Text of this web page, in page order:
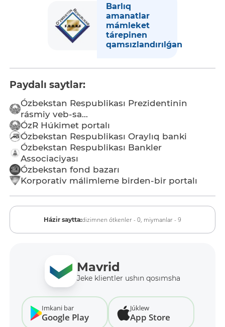
Barlıq
amanatlar
mámleket
tárepinen
qamsızlandırılǵan
Paydalı saytlar:
Ózbekstan Respublikası Prezidentinin
rásmiy veb-sa...
ÓzR Húkimet portalı
Ózbekstan Respublikası Oraylıq banki
Ózbekstan Respublikası Bankler
Associaciyası
Ózbekstan fond bazarı
Korporativ málimleme birden-bir portalı
Házir saytta:dizimnen ótkenler - 0, miymanlar - 9
Mavrid
Jeke klientler ushın qosımsha
Imkani bar
Google Play
Júklew
App Store